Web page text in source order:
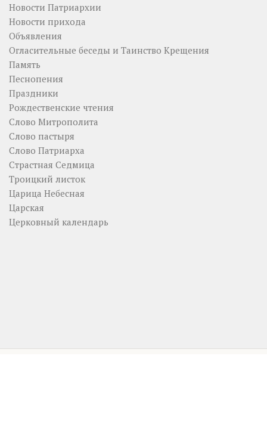
Новости Патриархии
Новости прихода
Объявления
Огласительные беседы и Таинство Крещения
Память
Песнопения
Праздники
Рождественские чтения
Слово Митрополита
Слово пастыря
Слово Патриарха
Страстная Седмица
Троицкий листок
Царица Небесная
Царская
Церковный календарь